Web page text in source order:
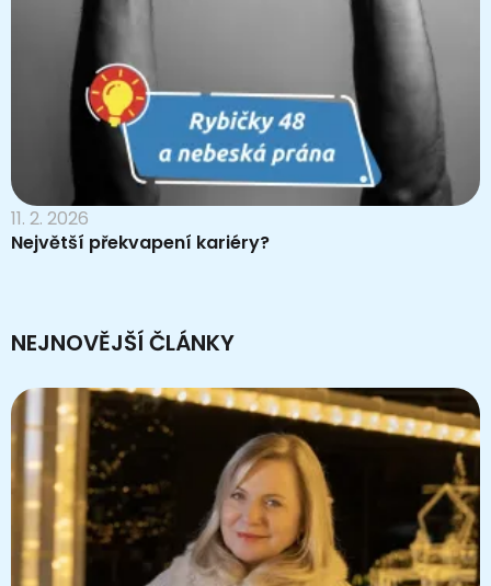
11. 2. 2026
Největší překvapení kariéry?
NEJNOVĚJŠÍ ČLÁNKY